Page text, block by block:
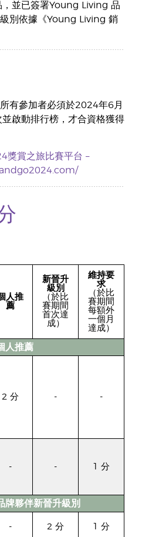
並已簽署Young Living 品
別依據《Young Living 銷
有參加者必須於2024年6月
啟動排行榜，才合資格獲得
獎賞之旅比賽平台 –
人推
薦
新晉升
級別
（於比
賽期間
首次達
成）
維持要
求
（於比
賽期間
每額外
一個月
達成）
人推薦
2 分 - -
- - 1 分
牌夥伴新晉升級別
- 2 分 1 分